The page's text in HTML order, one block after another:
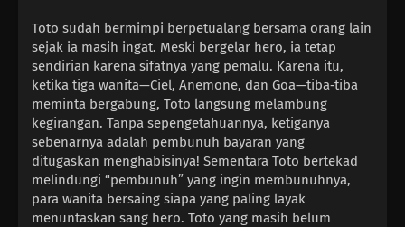
Toto sudah bermimpi berpetualang bersama orang lain
sejak ia masih ingat. Meski bergelar hero, ia tetap
sendirian karena sifatnya yang pemalu. Karena itu,
ketika tiga wanita—Ciel, Anemone, dan Goa—tiba‑tiba
meminta bergabung, Toto langsung melambung
kegirangan. Tanpa sepengetahuannya, ketiganya
sebenarnya adalah pembunuh bayaran yang
ditugaskan menghabisinya! Sementara Toto bertekad
melindungi “pembunuh” yang ingin membunuhnya,
para wanita bersaing siapa yang paling layak
menuntaskan sang hero. Toto yang masih belum